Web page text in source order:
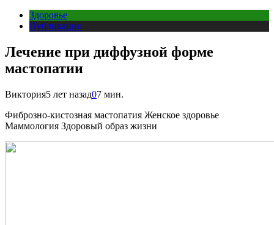
Здоровье
Публикации
Лечение при диффузной форме
мастопатии
Виктория5 лет назад07 мин.
Фиброзно-кистозная мастопатия Женское здоровье
Маммология Здоровый образ жизни